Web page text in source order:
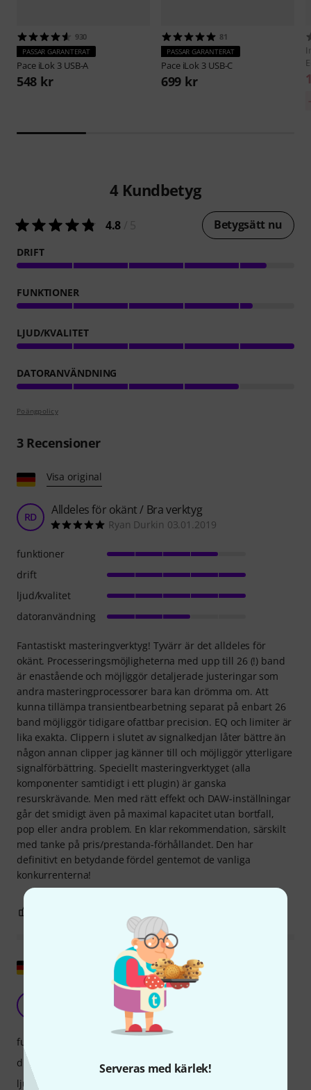
Serveras med kärlek!
930
PASSAR GARANTERAT
Pace iLok 3 USB-A
548 kr
81
PASSAR GARANTERAT
Pace iLok 3 USB-C
699 kr
4 Kundbetyg
4.8 Betygsätt nu
DRIFT
FUNKTIONER
LJUD/KVALITET
DATORANVÄNDNING
Poängpolicy
3Recensioner
Visa original
RD Alldeles för okänt / Bra verktyg
Ryan Durkin 03.01.2019
Fantastiskt masteringverktyg! Tyvärr är det alldeles för
okänt. Processeringsmöjligheterna med upp till 26 (!) band
är enastående och möjliggör detaljerade justeringar som
andra masteringprocessorer bara kan drömma om. Att
kunna tillämpa transientbearbetning separat på enbart 26
band möjliggör tidigare ofattbar precision. EQ och limiter är
lika exakta. Clippern i slutet av signalkedjan låter bättre än
någon annan clipper jag känner till och möjliggör ytterligare
signalförbättring. Speciellt masteringverktyget (alla
komponenter samtidigt i ett plugin) är ganska
resurskrävande. Men med rätt effekt och DAW-inställningar
går det smidigt även på maximal kapacitet utan bortfall,
pop eller andra problem. En klar rekommendation, särskilt
med tanke på pris/prestanda-förhållandet. Den har
definitivt en betydande fördel gentemot de vanliga
konkurrenterna!
funktioner
drift
ljud/kvalitet
datoranvändning
HeikoKo 09.10.2021
funktioner
drift
ljud/kvalitet